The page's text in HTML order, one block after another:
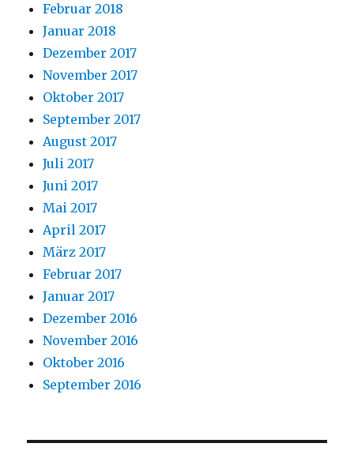
Februar 2018
Januar 2018
Dezember 2017
November 2017
Oktober 2017
September 2017
August 2017
Juli 2017
Juni 2017
Mai 2017
April 2017
März 2017
Februar 2017
Januar 2017
Dezember 2016
November 2016
Oktober 2016
September 2016